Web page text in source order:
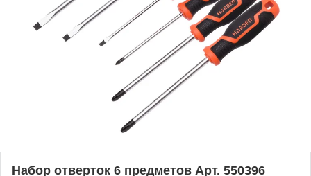
Набор отверток 6 предметов Арт. 550396